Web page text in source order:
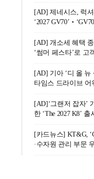
[AD] 제네시스, 럭
‘2027
[AD] 개소세 혜택
‘썸머 페스타’로 고
[AD] 기아 ‘디 올 뉴
타임스 드라이브 어
[AD]‘그랜저 잡자’
한 ‘The 2027 K8’ 출시
[카드뉴스] KT&G,
·수자원 관리 부문